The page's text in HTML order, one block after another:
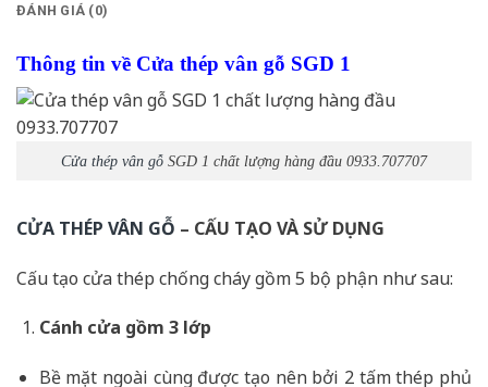
ĐÁNH GIÁ (0)
Thông tin về Cửa thép vân gỗ SGD 1
Cửa thép vân gỗ SGD 1 chất lượng hàng đầu 0933.707707
CỬA THÉP VÂN GỖ – CẤU TẠO VÀ SỬ DỤNG
Cấu tạo cửa thép chống cháy gồm 5 bộ phận như sau:
Cánh cửa gồm 3 lớp
Bề mặt ngoài cùng được tạo nên bởi 2 tấm thép phủ